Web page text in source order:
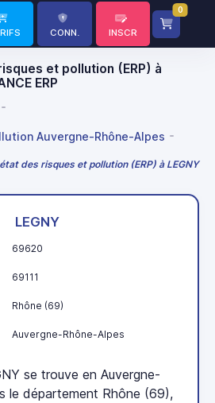
CONN. INSCR
0
et pollution (ERP) à
ERP
Auvergne-Rhône-Alpes
des risques et pollution (ERP) à LEGNY
LEGNY
69620
69111
Rhône (69)
Auvergne-Rhône-Alpes
se trouve en Auvergne-
le département Rhône (69),